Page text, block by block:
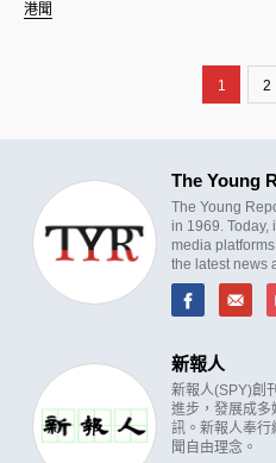
港聞
1 2
The Young
The Young
in 1969. Today,
media
the latest news
新報人
新報人(SPY)創
進步，發展成多
訊。新報人奉行
聞自由理念。